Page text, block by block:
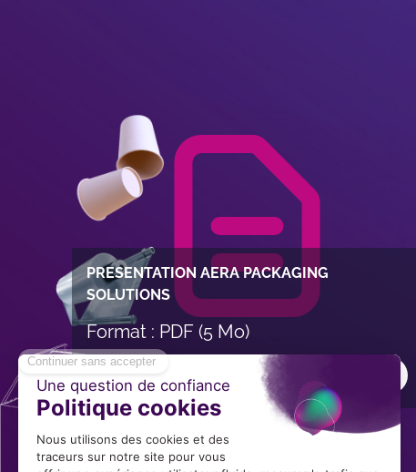
PRESENTATION AERA PACKAGING
SOLUTIONS
Format : PDF (5 Mo)
Télécharger